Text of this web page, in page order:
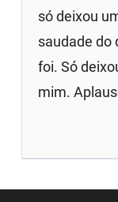
só deixou
saudade do
foi. Só
mim.